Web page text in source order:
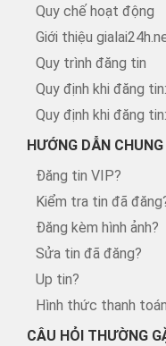
Quy chế hoạt động
Giới thiệu
Quy trình đăng tin
Quy định khi đăng
Quy định khi đăng
HƯỚNG DẪN CHUNG
Đăng tin VIP?
Kiểm tra tin đã
Đăng kèm hình ảnh?
Sửa tin đã đăng?
Up tin?
Hình thức thanh
CÂU HỎI THƯỜNG